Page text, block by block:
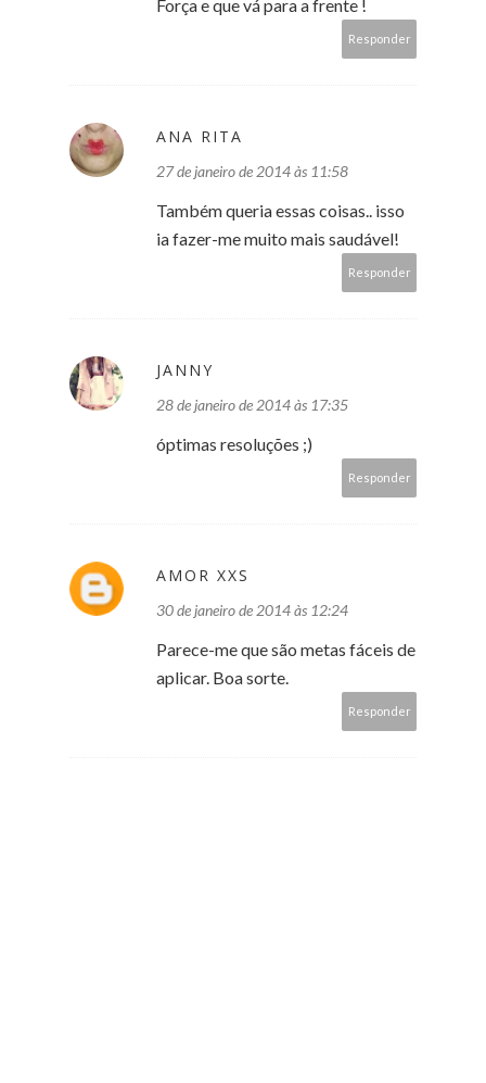
Força e que vá para a frente !
Responder
ANA RITA
27 de janeiro de 2014 às 11:58
Também queria essas coisas.. isso
ia fazer-me muito mais saudável!
Responder
JANNY
28 de janeiro de 2014 às 17:35
óptimas resoluções ;)
Responder
AMOR XXS
30 de janeiro de 2014 às 12:24
Parece-me que são metas fáceis de
aplicar. Boa sorte.
Responder